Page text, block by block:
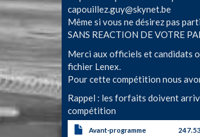
capouillez.guy@skynet.be
Même si vous ne désirez pas
SANS REACTION DE VOTRE
Merci aux officiels et candidats
fichier Lenex.
Pour cette compétition nous
Rappel : les forfaits doivent
compétition
Avant-programme